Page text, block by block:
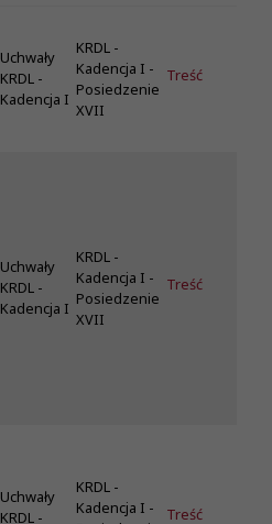
Uchwały
KRDL -
Kadencja I
KRDL -
Kadencja I -
Posiedzenie
XVII
Treść
Uchwały
KRDL -
Kadencja I
KRDL -
Kadencja I -
Posiedzenie
XVII
Treść
Uchwały
KRDL -
KRDL -
Kadencja I -
Treść